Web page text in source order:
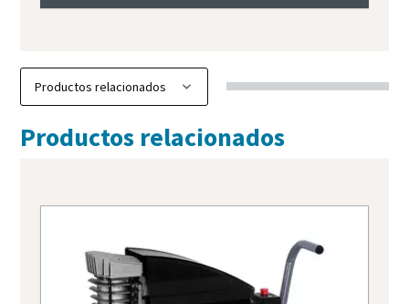
Productos relacionados